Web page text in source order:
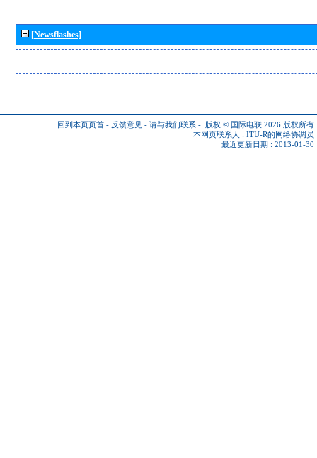
[Newsflashes]
回到本页页首 - 反馈意见 - 请与我们联系 - 版权 © 国际电联 2026 版权所有
本网页联系人 : ITU-R的网络协调员
最近更新日期 : 2013-01-30